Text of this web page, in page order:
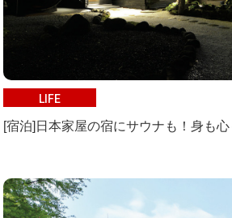
LIFE
[宿泊]日本家屋の宿にサウナも！身も